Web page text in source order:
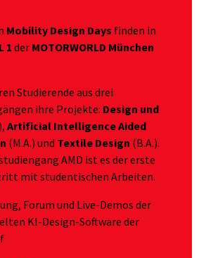
Mobility Design Days finden in
1 der MOTORWORLD München
Studierende aus drei
ihre Projekte: Design und
Artificial Intelligence Aided
(M.A.) und Textile Design (B.A.).
AMD ist es der erste
mit studentischen Arbeiten.
Forum und Live-Demos der
KI-Design-Software der